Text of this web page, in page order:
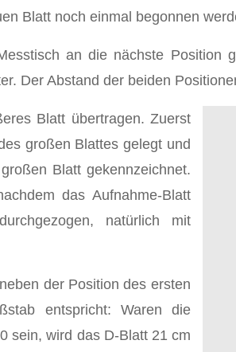
Blatt noch einmal begonnen
an die nächste
Der Abstand der beiden
Blatt übertragen. Zuerst
großen Blattes gelegt und
Blatt gekennzeichnet.
das Aufnahme-Blatt
natürlich mit
der Position des ersten
entspricht: Waren die
sein, wird das D-Blatt 21 cm